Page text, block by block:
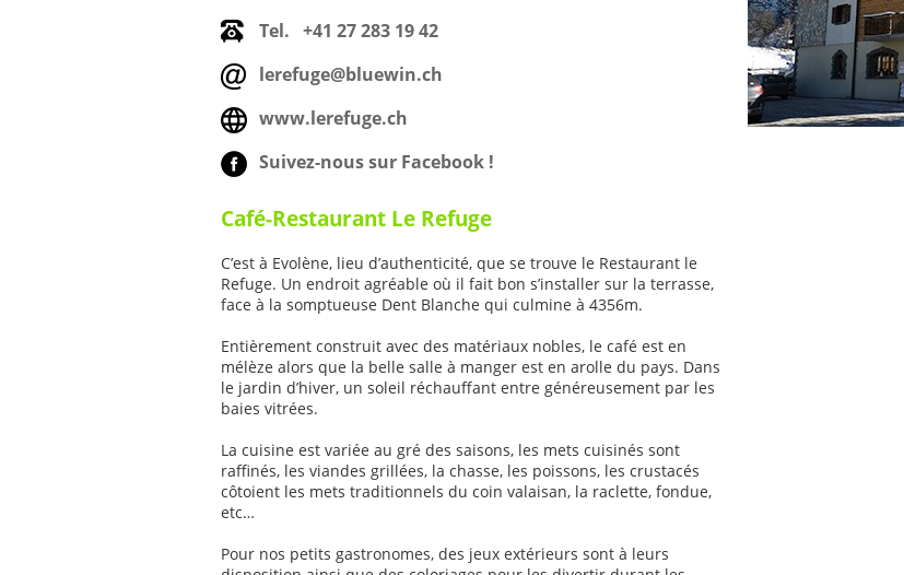
Tel. +41 27 283 19 42
lerefuge@bluewin.ch
www.lerefuge.ch
Suivez-nous sur Facebook !
Café-Restaurant Le Refuge
C’est à Evolène, lieu d’authenticité, que se trouve le Restaurant le
Refuge. Un endroit agréable où il fait bon s’installer sur la terrasse,
face à la somptueuse Dent Blanche qui culmine à 4356m.
Entièrement construit avec des matériaux nobles, le café est en
mélèze alors que la belle salle à manger est en arolle du pays. Dans
le jardin d’hiver, un soleil réchauffant entre généreusement par les
baies vitrées.
La cuisine est variée au gré des saisons, les mets cuisinés sont
raffinés, les viandes grillées, la chasse, les poissons, les crustacés
côtoient les mets traditionnels du coin valaisan, la raclette, fondue,
etc…
Pour nos petits gastronomes, des jeux extérieurs sont à leurs